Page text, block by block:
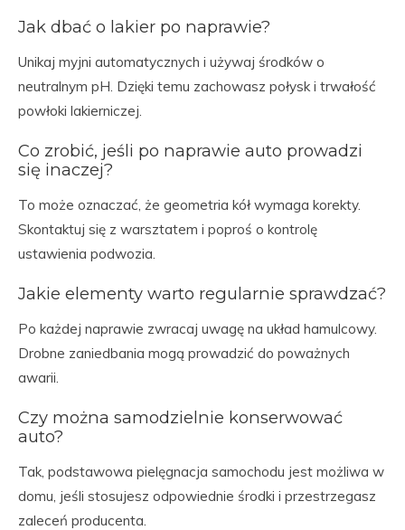
Jak dbać o lakier po naprawie?
Unikaj myjni automatycznych i używaj środków o
neutralnym pH. Dzięki temu zachowasz połysk i trwałość
powłoki lakierniczej.
Co zrobić, jeśli po naprawie auto prowadzi
się inaczej?
To może oznaczać, że geometria kół wymaga korekty.
Skontaktuj się z warsztatem i poproś o kontrolę
ustawienia podwozia.
Jakie elementy warto regularnie sprawdzać?
Po każdej naprawie zwracaj uwagę na układ hamulcowy.
Drobne zaniedbania mogą prowadzić do poważnych
awarii.
Czy można samodzielnie konserwować
auto?
Tak, podstawowa pielęgnacja samochodu jest możliwa w
domu, jeśli stosujesz odpowiednie środki i przestrzegasz
zaleceń producenta.